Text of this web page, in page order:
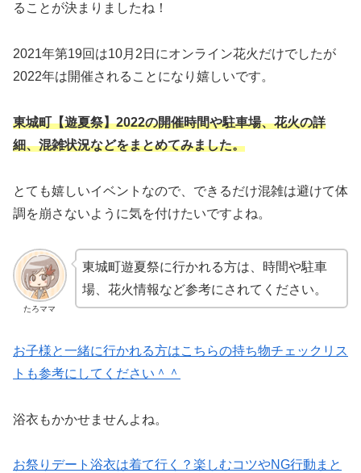
ることが決まりましたね！
2021年第19回は10月2日にオンライン花火だけでしたが
2022年は開催されることになり嬉しいです。
東城町【遊夏祭】2022の開催時間や駐車場、花火の詳
細、混雑状況などをまとめてみました。
とても嬉しいイベントなので、できるだけ混雑は避けて体
調を崩さないように気を付けたいですよね。
たろママ
東城町遊夏祭に行かれる方は、時間や駐車
場、花火情報など参考にされてください。
お子様と一緒に行かれる方はこちらの持ち物チェックリス
トも参考にしてください＾＾
浴衣もかかせませんよね。
お祭りデート浴衣は着て行く？楽しむコツやNG行動まと